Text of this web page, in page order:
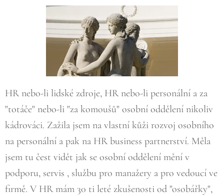
HR nebo-li lidské zdroje, HR nebo-li personální a za
"totáče" nebo-li "za komoušů" osobní oddělení nikoliv
kádrováci. Zažila jsem na vlastní kůži rozvoj osobního
na personální a pak na HR business partnerství. Měla
jsem tu čest vidět jak se osobní oddělení mění v
podporu, servis , službu pro manažery a pro vedoucí ve
firmě. V HR mám 30 ti leté zkušenosti od "osobářky",